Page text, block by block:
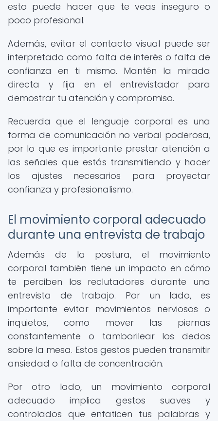
esto puede hacer que te veas inseguro o
poco profesional.
Además, evitar el contacto visual puede ser
interpretado como falta de interés o falta de
confianza en ti mismo. Mantén la mirada
directa y fija en el entrevistador para
demostrar tu atención y compromiso.
Recuerda que el lenguaje corporal es una
forma de comunicación no verbal poderosa,
por lo que es importante prestar atención a
las señales que estás transmitiendo y hacer
los ajustes necesarios para proyectar
confianza y profesionalismo.
El movimiento corporal adecuado
durante una entrevista de trabajo
Además de la postura, el movimiento
corporal también tiene un impacto en cómo
te perciben los reclutadores durante una
entrevista de trabajo. Por un lado, es
importante evitar movimientos nerviosos o
inquietos, como mover las piernas
constantemente o tamborilear los dedos
sobre la mesa. Estos gestos pueden transmitir
ansiedad o falta de concentración.
Por otro lado, un movimiento corporal
adecuado implica gestos suaves y
controlados que enfaticen tus palabras y